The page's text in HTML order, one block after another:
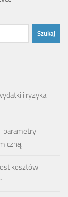
i ryzyka
parametry
kosztów